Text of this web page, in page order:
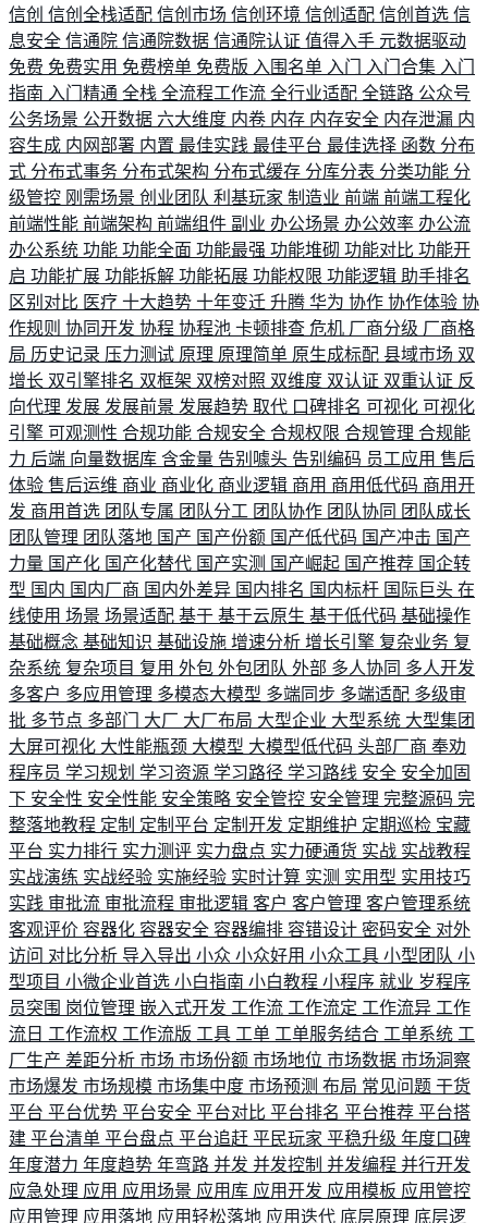
信创 信创全栈适配 信创市场 信创环境 信创适配 信创首选 信
息安全 信通院 信通院数据 信通院认证 值得入手 元数据驱动
免费 免费实用 免费榜单 免费版 入围名单 入门 入门合集 入门
指南 入门精通 全栈 全流程工作流 全行业适配 全链路 公众号
公务场景 公开数据 六大维度 内卷 内存 内存安全 内存泄漏 内
容生成 内网部署 内置 最佳实践 最佳平台 最佳选择 函数 分布
式 分布式事务 分布式架构 分布式缓存 分库分表 分类功能 分
级管控 刚需场景 创业团队 利基玩家 制造业 前端 前端工程化
前端性能 前端架构 前端组件 副业 办公场景 办公效率 办公流
办公系统 功能 功能全面 功能最强 功能堆砌 功能对比 功能开
启 功能扩展 功能拆解 功能拓展 功能权限 功能逻辑 助手排名
区别对比 医疗 十大趋势 十年变迁 升腾 华为 协作 协作体验 协
作规则 协同开发 协程 协程池 卡顿排查 危机 厂商分级 厂商格
局 历史记录 压力测试 原理 原理简单 原生成标配 县域市场 双
增长 双引擎排名 双框架 双榜对照 双维度 双认证 双重认证 反
向代理 发展 发展前景 发展趋势 取代 口碑排名 可视化 可视化
引擎 可观测性 合规功能 合规安全 合规权限 合规管理 合规能
力 后端 向量数据库 含金量 告别噱头 告别编码 员工应用 售后
体验 售后运维 商业 商业化 商业逻辑 商用 商用低代码 商用开
发 商用首选 团队专属 团队分工 团队协作 团队协同 团队成长
团队管理 团队落地 国产 国产份额 国产低代码 国产冲击 国产
力量 国产化 国产化替代 国产实测 国产崛起 国产推荐 国企转
型 国内 国内厂商 国内外差异 国内排名 国内标杆 国际巨头 在
线使用 场景 场景适配 基于 基于云原生 基于低代码 基础操作
基础概念 基础知识 基础设施 增速分析 增长引擎 复杂业务 复
杂系统 复杂项目 复用 外包 外包团队 外部 多人协同 多人开发
多客户 多应用管理 多模态大模型 多端同步 多端适配 多级审
批 多节点 多部门 大厂 大厂布局 大型企业 大型系统 大型集团
大屏可视化 大性能瓶颈 大模型 大模型低代码 头部厂商 奉劝
程序员 学习规划 学习资源 学习路径 学习路线 安全 安全加固
下 安全性 安全性能 安全策略 安全管控 安全管理 完整源码 完
整落地教程 定制 定制平台 定制开发 定期维护 定期巡检 宝藏
平台 实力排行 实力测评 实力盘点 实力硬通货 实战 实战教程
实战演练 实战经验 实施经验 实时计算 实测 实用型 实用技巧
实践 审批流 审批流程 审批逻辑 客户 客户管理 客户管理系统
客观评价 容器化 容器安全 容器编排 容错设计 密码安全 对外
访问 对比分析 导入导出 小众 小众好用 小众工具 小型团队 小
型项目 小微企业首选 小白指南 小白教程 小程序 就业 岁程序
员突围 岗位管理 嵌入式开发 工作流 工作流定 工作流异 工作
流日 工作流权 工作流版 工具 工单 工单服务结合 工单系统 工
厂生产 差距分析 市场 市场份额 市场地位 市场数据 市场洞察
市场爆发 市场规模 市场集中度 市场预测 布局 常见问题 干货
平台 平台优势 平台安全 平台对比 平台排名 平台推荐 平台搭
建 平台清单 平台盘点 平台追赶 平民玩家 平稳升级 年度口碑
年度潜力 年度趋势 年弯路 并发 并发控制 并发编程 并行开发
应急处理 应用 应用场景 应用库 应用开发 应用模板 应用管控
应用管理 应用落地 应用轻松落地 应用迭代 底层原理 底层逻